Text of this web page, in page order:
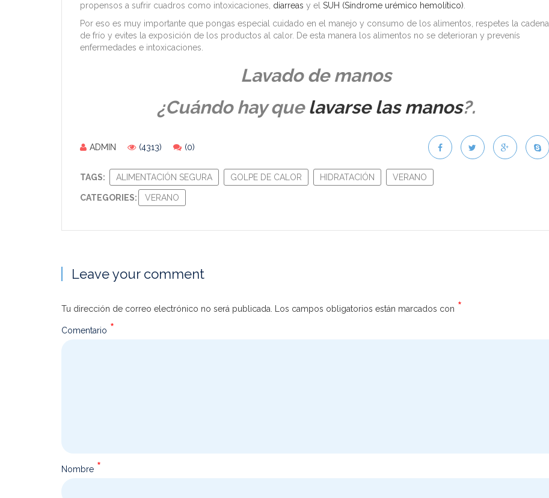
propensos a sufrir cuadros como intoxicaciones, diarreas y el SUH (Síndrome urémico hemolítico)
Por eso es muy importante que pongas especial cuidado en el manejo y consumo de los alimentos, respetes la cadena
de frío y evites la exposición de los productos al calor. De esta manera los alimentos no se deterioran y prevenís
enfermedades e intoxicaciones.
Lavado de manos
¿Cuándo hay que lavarse las manos?.
ADMIN (4313) (0)
TAGS: ALIMENTACIÓN SEGURA GOLPE DE CALOR HIDRATACIÓN VERANO
CATEGORIES: VERANO
Leave your comment
Tu dirección de correo electrónico no será publicada. Los campos obligatorios están marcados con *
Comentario *
Nombre *